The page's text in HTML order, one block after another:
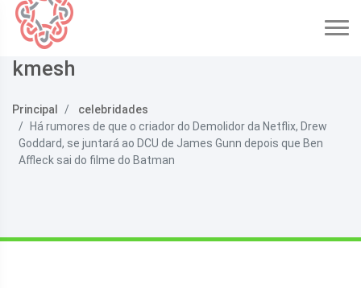
kmesh
Principal
celebridades
Há rumores de que o criador do Demolidor da Netflix, Drew
Goddard, se juntará ao DCU de James Gunn depois que Ben
Affleck sai do filme do Batman